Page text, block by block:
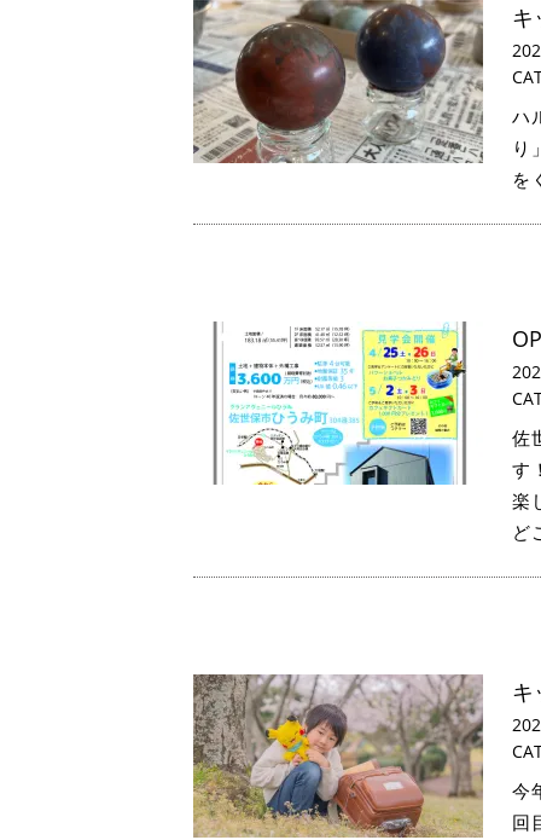
キ
ハ
り
を
佐
す
楽
ど
キ
今
回